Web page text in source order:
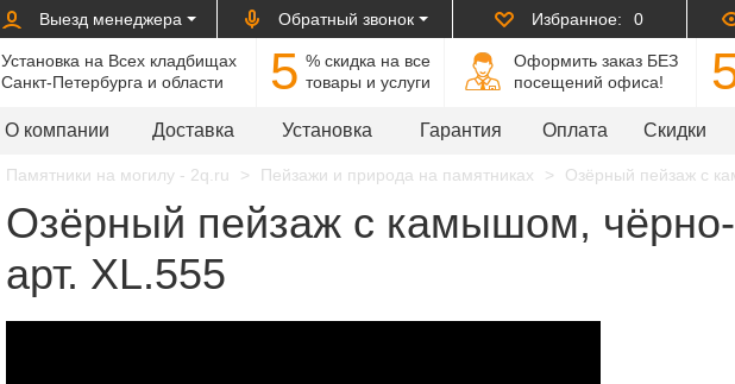
Выезд менеджера Обратный звонок Избранное: 0
Установка на Всех кладбищах
Санкт-Петербурга и области
5 % cкидка на все
товары и услуги
Оформить заказ БЕЗ
посещений офиса!
О компании Доставка Установка Гарантия Оплата Скидки
Памятники на могилу - 2q.ru Пейзажи и природа на памятниках Озёрный пейзаж с
Озёрный пейзаж с камышом, чёрно-
арт. XL.555